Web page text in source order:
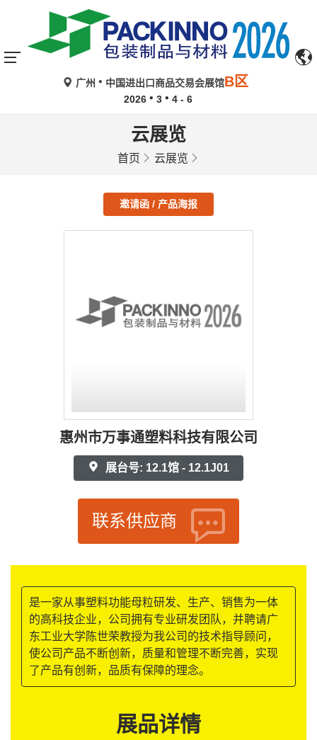
广州 中国进出口商品交易会展馆B区
2026 3 4 - 6
云展览
首页 云展览
邀请函 / 产品海报
惠州市万事通塑料科技有限公司
展台号: 12.1馆 - 12.1J01
联系供应商
是一家从事塑料功能母粒研发、生产、销售为一体
的高科技企业，公司拥有专业研发团队，并聘请广
东工业大学陈世荣教授为我公司的技术指导顾问，
使公司产品不断创新，质量和管理不断完善，实现
了产品有创新，品质有保障的理念。
展品详情